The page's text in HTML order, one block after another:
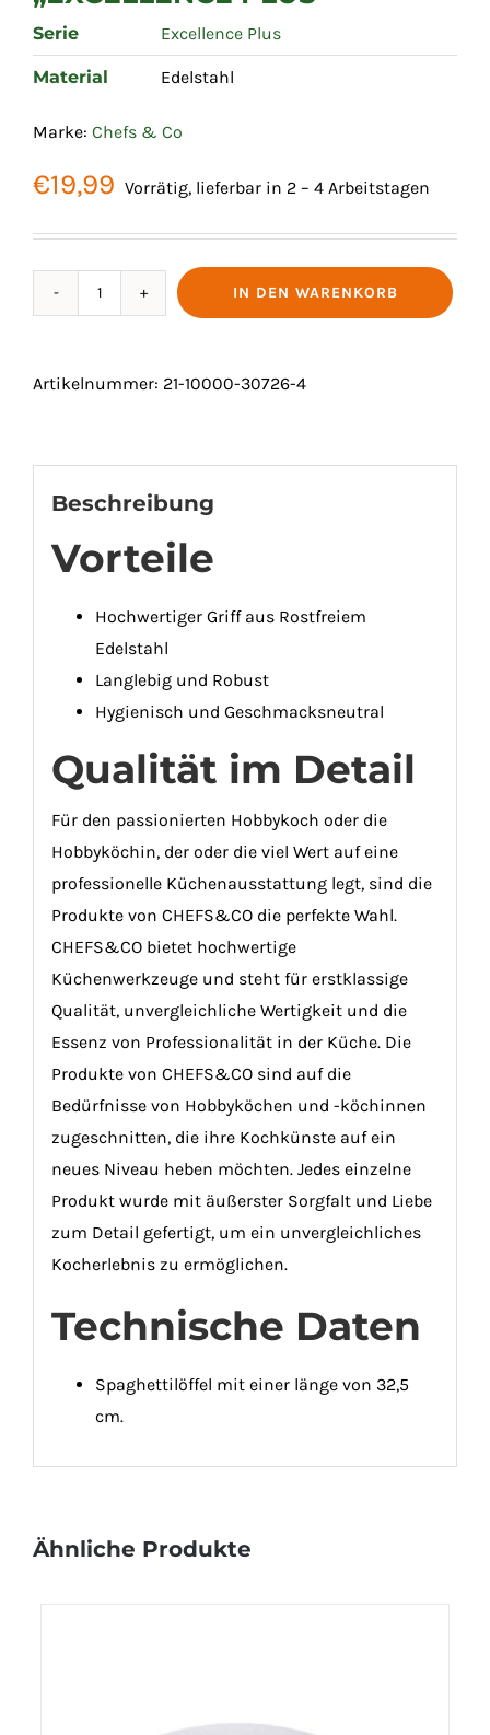
Serie Excellence Plus
Material Edelstahl
Marke: Chefs & Co
€19,99 Vorrätig, lieferbar in 2 – 4 Arbeitstagen
SPAGHETTILÖFFEL
IN DEN WARENKORB
Artikelnummer: 21-10000-30726-4
Beschreibung
Vorteile
Hochwertiger Griff aus Rostfreiem
Edelstahl
Langlebig und Robust
Hygienisch und Geschmacksneutral
Qualität im Detail
Für den passionierten Hobbykoch oder die
Hobbyköchin, der oder die viel Wert auf eine
professionelle Küchenausstattung legt, sind die
Produkte von CHEFS&CO die perfekte Wahl.
CHEFS&CO bietet hochwertige
Küchenwerkzeuge und steht für erstklassige
Qualität, unvergleichliche Wertigkeit und die
Essenz von Professionalität in der Küche. Die
Produkte von CHEFS&CO sind auf die
Bedürfnisse von Hobbyköchen und -köchinnen
zugeschnitten, die ihre Kochkünste auf ein
neues Niveau heben möchten. Jedes einzelne
Produkt wurde mit äußerster Sorgfalt und Liebe
zum Detail gefertigt, um ein unvergleichliches
Kocherlebnis zu ermöglichen.
Technische Daten
Spaghettilöffel mit einer länge von 32,5
cm.
Ähnliche Produkte